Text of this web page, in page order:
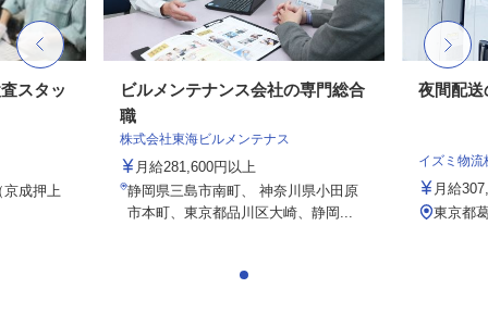
スタッ
京成押上
ビルメンテナンス会社の専門総合
職
株式会社東海ビルメンテナス
月給281,600円以上
静岡県三島市南町、 神奈川県小田原
市本町、東京都品川区大崎、静岡...
夜間配
イズミ物
月給
東京都